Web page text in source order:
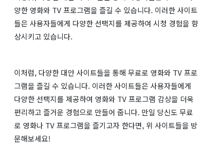
양한 영화와 TV 프로그램을 즐길 수 있습니다. 이러한 사이트
들은 사용자들에게 다양한 선택지를 제공하여 시청 경험을 향
상시키고 있습니다.
이처럼, 다양한 대안 사이트들을 통해 무료로 영화와 TV 프로
그램을 즐길 수 있습니다. 이러한 사이트들은 사용자들에게
다양한 선택지를 제공하여 영화와 TV 프로그램 감상을 더욱
편리하고 즐거운 경험으로 만들어 줍니다. 만일 당신도 무료
로 영화나 TV 프로그램을 즐기고자 한다면, 위 사이트들을 방
문해보세요!